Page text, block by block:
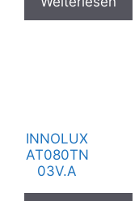
INNOLUX
AT080TN
03V.A